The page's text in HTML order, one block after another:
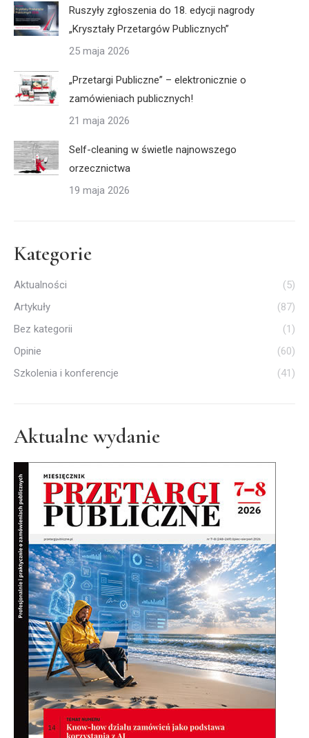
Ruszyły zgłoszenia do 18. edycji nagrody
„Kryształy Przetargów Publicznych”
25 maja 2026
„Przetargi Publiczne” – elektronicznie o
zamówieniach publicznych!
21 maja 2026
Self-cleaning w świetle najnowszego
orzecznictwa
19 maja 2026
Kategorie
Aktualności
(5)
Artykuły
(87)
Bez kategorii
(1)
Opinie
(60)
Szkolenia i konferencje
(41)
Aktualne wydanie